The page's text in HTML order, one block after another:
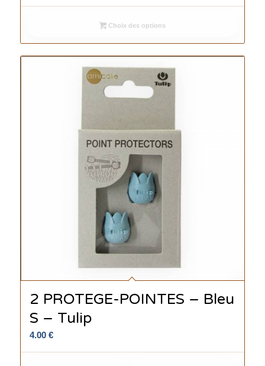
Choix des options
2 PROTEGE-POINTES – Bleu
S – Tulip
4.00 €